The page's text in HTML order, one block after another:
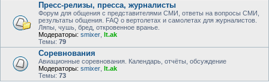
Пресс-релизы, пресса, журналисты
Форум для общения с представителями СМИ, ответы на вопросы СМИ,
результаты общения. FAQ о вертолетах и самолетах для журналистов.
Ляпы, чушь, бред, откровенное вранье.
Модераторы: smixer lt.ak
Темы: 79
Соревнования
Авиационные соревнования. Календарь, отчёты, обсуждение
Модераторы: smixer lt.ak
Темы: 73